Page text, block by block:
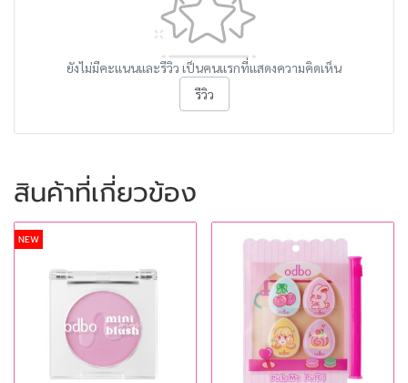
ยังไม่มีคะแนนและรีวิว เป็นคนแรกที่แสดงความคิดเห็น
รีวิว
สินค้าที่เกี่ยวข้อง
NEW